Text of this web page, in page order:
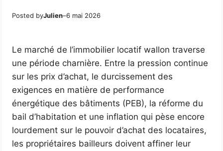
Posted byJulien–6 mai 2026
Le marché de l’immobilier locatif wallon traverse
une période charnière. Entre la pression continue
sur les prix d’achat, le durcissement des
exigences en matière de performance
énergétique des bâtiments (PEB), la réforme du
bail d’habitation et une inflation qui pèse encore
lourdement sur le pouvoir d’achat des locataires,
les propriétaires bailleurs doivent affiner leur